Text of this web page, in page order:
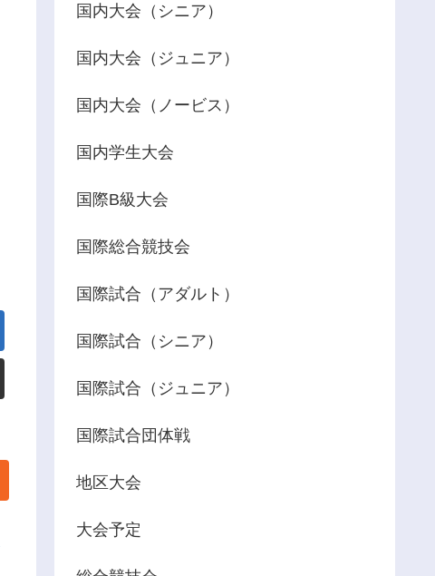
国内大会（シニア）
国内大会（ジュニア）
国内大会（ノービス）
国内学生大会
国際B級大会
国際総合競技会
国際試合（アダルト）
国際試合（シニア）
国際試合（ジュニア）
国際試合団体戦
地区大会
大会予定